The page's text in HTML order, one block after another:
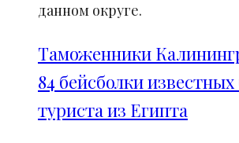
данном округе.
Таможенники
84 бейсболки
туриста из Египта